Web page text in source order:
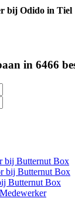
bij Odido in Tiel
in 6466
bij Butternut Box
bij Butternut Box
Butternut Box